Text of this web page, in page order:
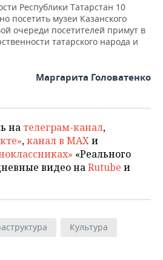
Республики Татарстан 10
посетить музеи Казанского
очереди посетителей примут в
татарского народа и
Маргарита Головатенко
на телеграм-канал,
,канал в MAXи
«Реального
видео наRutube и
Культура